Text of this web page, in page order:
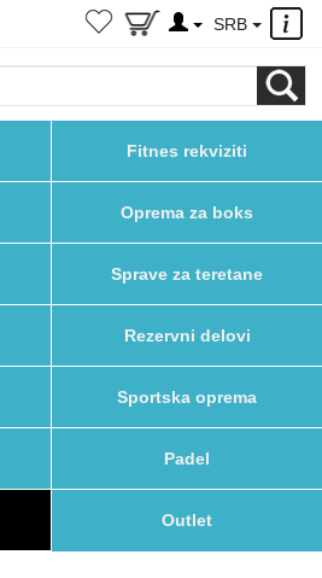
×
SRB
Fitnes rekviziti
Oprema za boks
Sprave za teretane
Rezervni delovi
Sportska oprema
Padel
Outlet